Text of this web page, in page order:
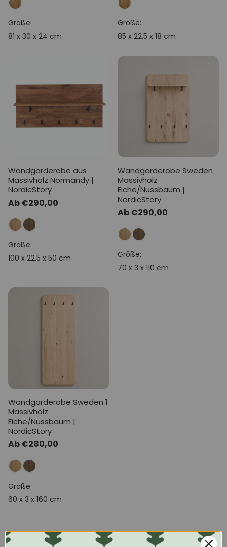
Größe:
81 x 30 x 24 cm
Größe:
85 x 22.5 x 18 cm
Wandgarderobe aus
Massivholz Normandy |
NordicStory
Normaler
Preis
Ab €290,00
Größe:
100 x 22.5 x 50 cm
Wandgarderobe Sweden
Massivholz
Eiche/Nussbaum |
NordicStory
Normaler
Preis
Ab €290,00
Größe:
70 x 3 x 110 cm
Wandgarderobe Sweden 1
Massivholz
Eiche/Nussbaum |
NordicStory
Normaler
Preis
Ab €280,00
Größe:
60 x 3 x 160 cm